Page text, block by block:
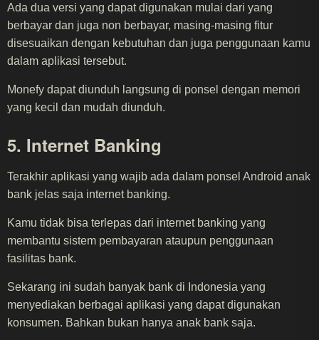
Ada dua versi yang dapat digunakan mulai dari yang
berbayar dan juga non berbayar, masing-masing fitur
disesuaikan dengan kebutuhan dan juga penggunaan kamu
dalam aplikasi tersebut.
Monefy dapat diunduh langsung di ponsel dengan memori
yang kecil dan mudah diunduh.
5. Internet Banking
Terakhir aplikasi yang wajib ada dalam ponsel Android anak
bank jelas saja internet banking.
Kamu tidak bisa terlepas dari internet banking yang
membantu sistem pembayaran ataupun penggunaan
fasilitas bank.
Sekarang ini sudah banyak bank di Indonesia yang
menyediakan berbagai aplikasi yang dapat digunakan
konsumen. Bahkan bukan hanya anak bank saja.